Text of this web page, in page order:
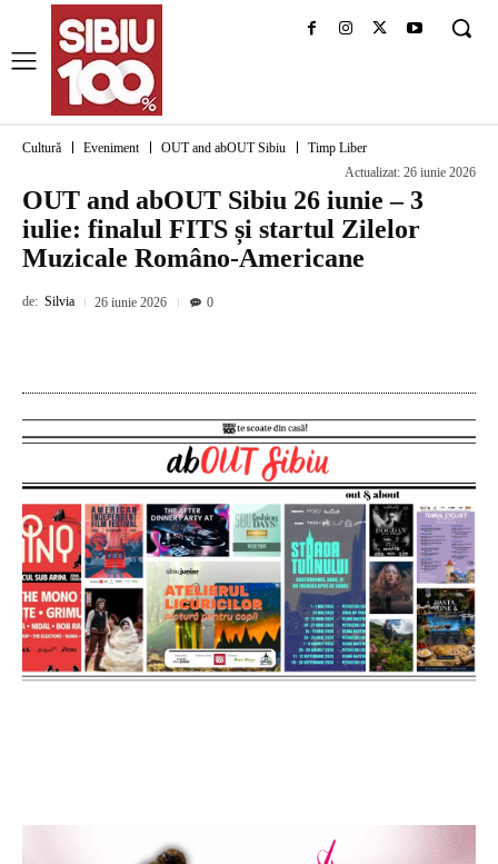
Cultură Eveniment OUT and abOUT Sibiu
Timp Liber
Actualizat: 26 iunie 2026
OUT and abOUT Sibiu 26 iunie – 3
iulie: finalul FITS și startul Zilelor
Muzicale Româno-Americane
de: Silvia 26 iunie 2026 0